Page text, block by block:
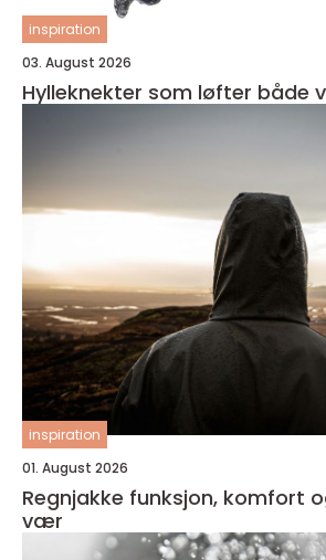
inspiration
03. August 2026
Hylleknekter som løfter både
inspiration
01. August 2026
Regnjakke funksjon, komfort og stil i all slags
vær